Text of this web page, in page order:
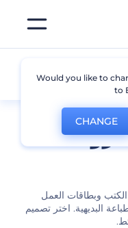
الكتب وبطاقات العمل
البديهية. اختر تصميم
Would you like to
to
CHANGE